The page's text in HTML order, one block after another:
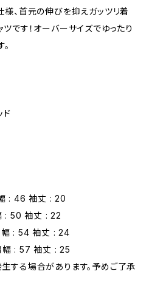
様、首元の伸びを抑えガッツリ着
です！オーバーサイズでゆったり
ド
: 46 袖丈 : 20
: 50 袖丈 : 22
: 54 袖丈 : 24
: 57 袖丈 : 25
する場合があります。予めご了承